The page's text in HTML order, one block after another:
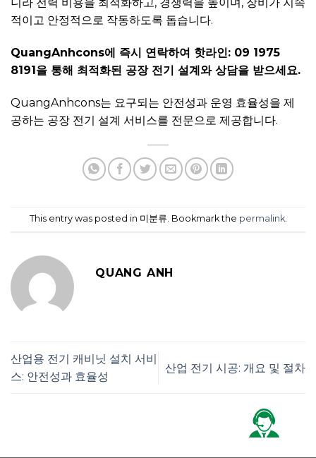
니라 전력 비용을 최적화하고, 경쟁력을 높이며, 장비가 지속
적이고 안정적으로 작동하도록 돕습니다.
QuangAnhcons에 즉시 연락하여 핫라인: 09 1975
8191을 통해 최적화된 공장 전기 설계와 상담을 받으세요.
QuangAnhcons는 요구되는 안전성과 운영 효율성을 제
공하는 공장 전기 설계 서비스를 전문으로 제공합니다.
This entry was posted in 미분류. Bookmark the permalink.
QUANG ANH
산업용 전기 캐비닛 설치 서비
스: 안전성과 효율성
산업 전기 시공: 개요 및 절차